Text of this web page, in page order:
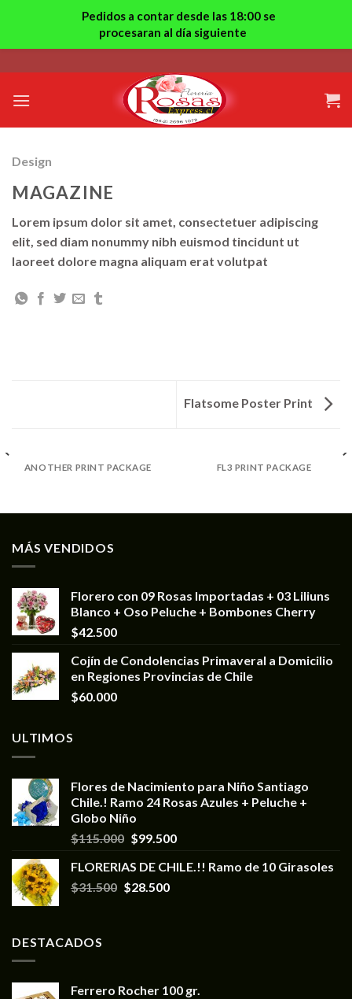
to
content
Design
MAGAZINE
Lorem ipsum dolor sit amet, consectetuer adipiscing
elit, sed diam nonummy nibh euismod tincidunt ut
laoreet dolore magna aliquam erat volutpat
Flatsome Poster Print
ANOTHER PRINT PACKAGE FL3 PRINT PACKAGE
MÁS VENDIDOS
Florero con 09 Rosas Importadas + 03 Liliuns
Blanco + Oso Peluche + Bombones Cherry
$42.500
Cojín de Condolencias Primaveral a Domicilio
en Regiones Provincias de Chile
$60.000
ULTIMOS
Flores de Nacimiento para Niño Santiago
Chile.! Ramo 24 Rosas Azules + Peluche +
Globo Niño
$115.000 $99.500
FLORERIAS DE CHILE.!! Ramo de 10 Girasoles
$31.500 $28.500
DESTACADOS
Ferrero Rocher 100 gr.
Pedidos a contar desde las 18:00 se
procesaran al día siguiente